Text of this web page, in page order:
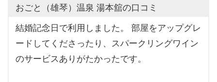
おごと（雄琴）温泉 湯本舘の口コミ
結婚記念日で利用しました。 部屋をアップグレ
ードしてくださったり、スパークリングワイン
のサービスありがたかったです。